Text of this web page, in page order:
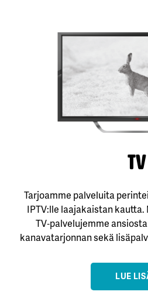
TV
Tarjoamme palveluita
IPTV:lle laajakaistan
TV‑palvelujemme
kanavatarjonnan sekä
LUE